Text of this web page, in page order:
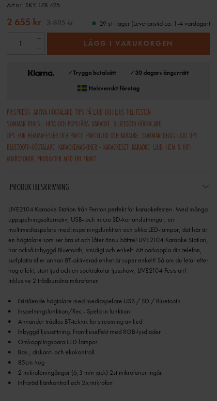
Art nr: SKY-178.425
2 655 kr 3 895 kr 29 st i lager (Leveranstid ca. 1-4 vardagar)
LÄGG I VARUKORGEN
✓Trygga betalsätt ✓30 dagars ångerrätt
Helsvenskt företag
PRISPRESS AKTIVA HÖGTALARE TIPS PÅ LJUD OCH LJUS TILL FESTEN
SOMMAR-DEALS - HETA OCH POPULÄRA KARAOKE BLUETOOTH-HÖGTALARE
TIPS FÖR HEMMAFESTER OCH PARTY PARTYLJUD OCH KARAOKE SOMMAR-DEALS-LJUD TIPS
BLUETOOTH-HÖGTALARE KARAOKEMASKINER - KARAOKESET KARAOKE LJUD HEM & HIFI
MIKROFONER PRODUKTER MED FRI FRAKT
PRODUKTBESKRIVNING
LIVE2104 Karaoke Station från Fenton perfekt för karaokefesten. Med många
uppspelningsalternativ; USB- och micro SD-kortanslutningar, en
multimediaspelare med inspelningsfunktion och olika LED-lampor, det här är
en högtalare som ser bra ut och låter ännu bättre! LIVE2104 Karaoke Station,
har också inbyggd Bluetooth, smidigt och enkelt. Att parkoppla din telefon,
surfplatta eller annan BT-aktiverad enhet är super enkelt! Så om du letar efter
hög effekt, stort ljud och en spektakulär ljusshow; LIVE2104 Feststart!
Inklusive 2 trådbundna mikrofoner.
Inbyggd ljussättning. Frontljuseffekt med RGB-lysdioder
Omkopplingsbara LED-lampor